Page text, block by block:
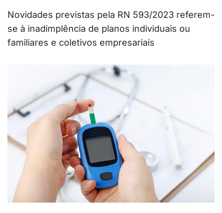
Novidades previstas pela RN 593/2023 referem-
se à inadimplência de planos individuais ou
familiares e coletivos empresariais